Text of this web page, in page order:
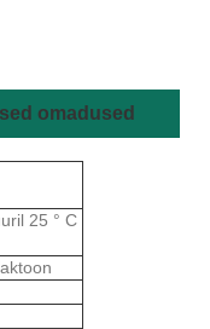
omadused
25 ° C